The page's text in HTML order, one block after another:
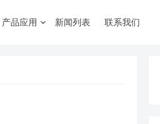
产品应用 新闻列表 联系我们